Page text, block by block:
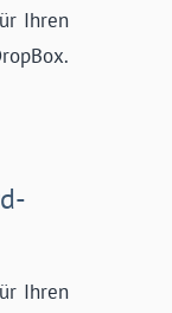
Ihren
Ihren